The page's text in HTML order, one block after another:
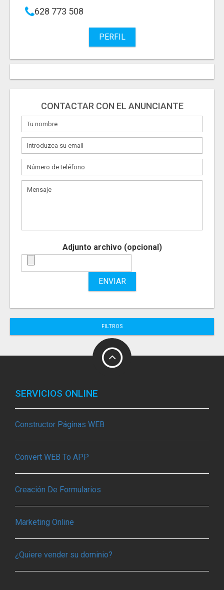
628 773 508
PERFIL
CONTACTAR CON EL ANUNCIANTE
Adjunto archivo (opcional)
ENVIAR
FILTROS
SERVICIOS ONLINE
Constructor Páginas WEB
Convert WEB To APP
Creación De Formularios
Marketing Online
¿Quiere vender su dominio?